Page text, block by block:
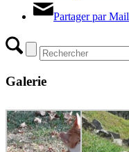
Partager par Mail
Galerie